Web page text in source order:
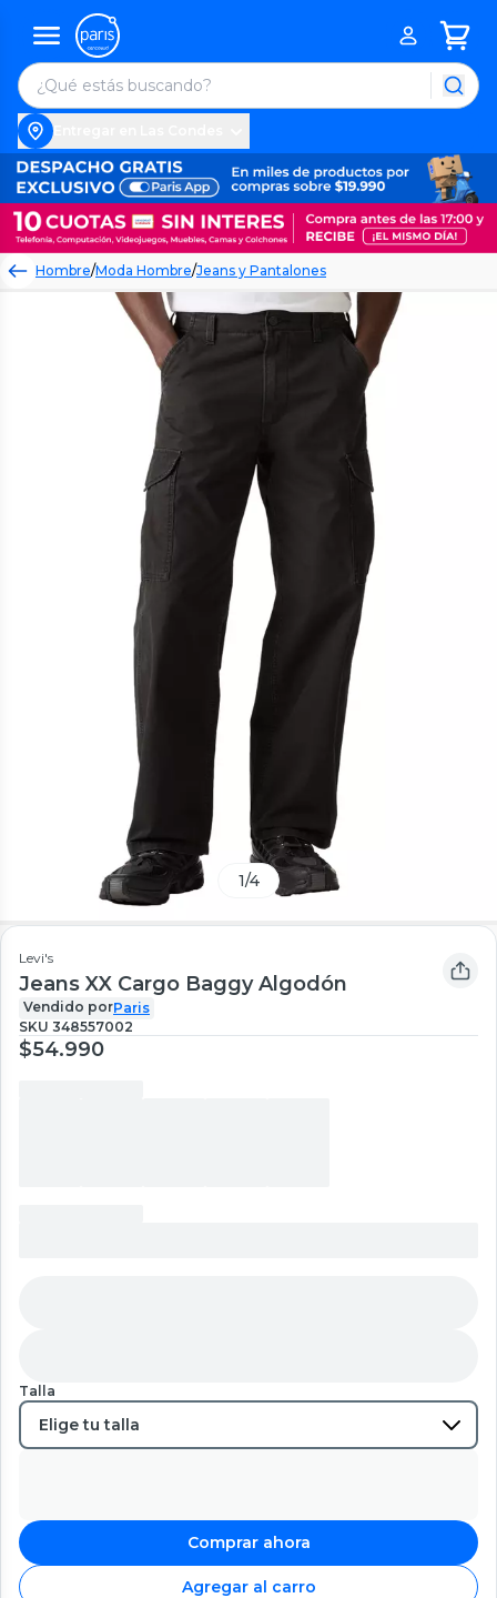
Hombre/Moda Hombre/Jeans y Pantalones
1/4
Levi's
Jeans XX Cargo Baggy Algodón
Vendido porParis
SKU 348557002
$54.990
Talla
Comprar ahora
Agregar al carro